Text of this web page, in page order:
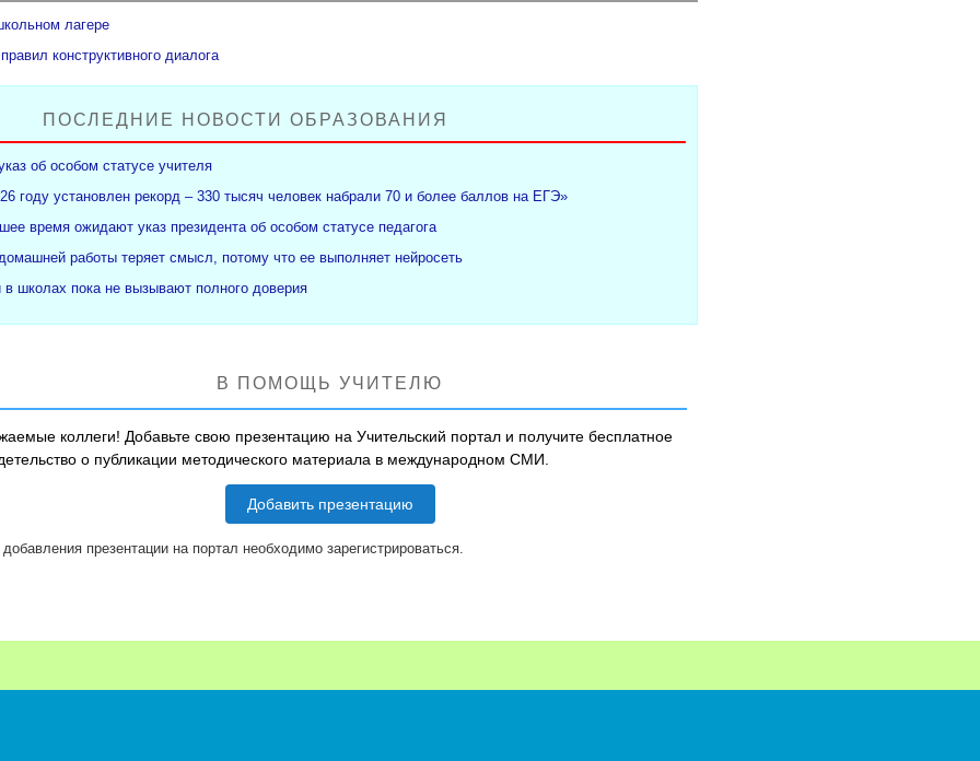
лагере
конструктивного диалога
ПОСЛЕДНИЕ НОВОСТИ ОБРАЗОВАНИЯ
об особом статусе учителя
году установлен рекорд – 330 тысяч человек набрали 70 и более баллов на ЕГЭ»
время ожидают указ президента об особом статусе педагога
работы теряет смысл, потому что ее выполняет нейросеть
в школах пока не вызывают полного доверия
В ПОМОЩЬ УЧИТЕЛЮ
коллеги! Добавьте свою презентацию на Учительский портал и получите бесплатное
о публикации методического материала в международном СМИ.
Добавить презентацию
презентации на портал необходимо зарегистрироваться.